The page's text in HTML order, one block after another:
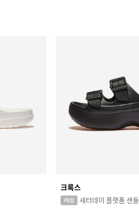
크록스
새터데이 플랫폼 샌들